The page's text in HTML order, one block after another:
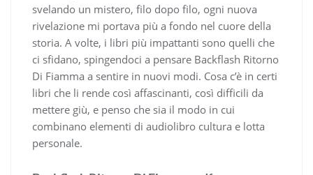
svelando un mistero, filo dopo filo, ogni nuova
rivelazione mi portava più a fondo nel cuore della
storia. A volte, i libri più impattanti sono quelli che
ci sfidano, spingendoci a pensare Backflash Ritorno
Di Fiamma a sentire in nuovi modi. Cosa c’è in certi
libri che li rende così affascinanti, così difficili da
mettere giù, e penso che sia il modo in cui
combinano elementi di audiolibro cultura e lotta
personale.